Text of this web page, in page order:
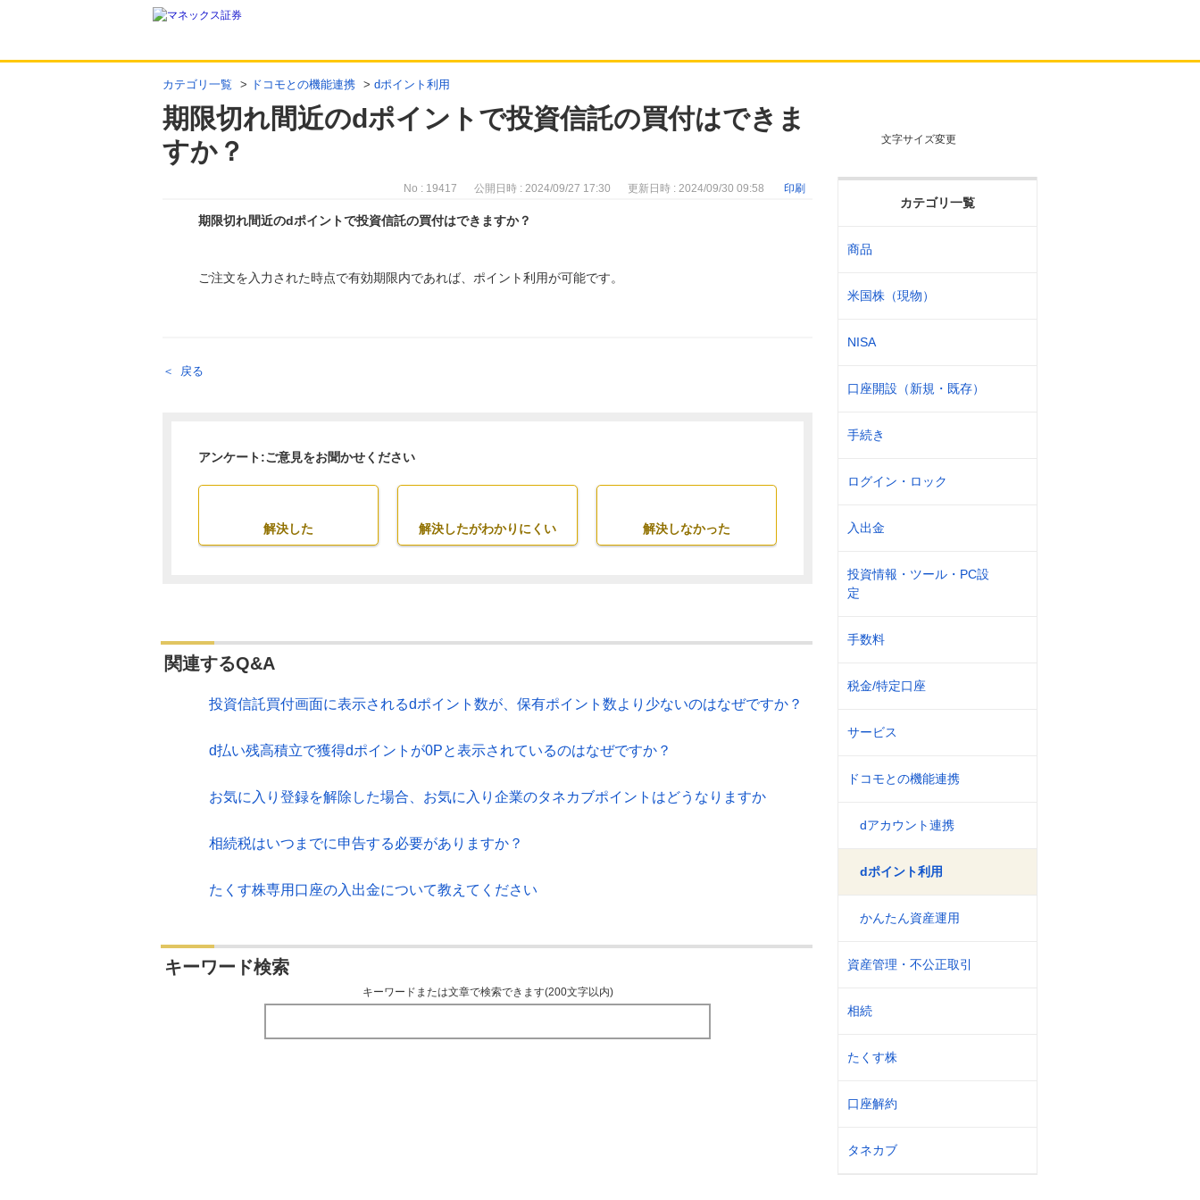
カテゴリ一覧 > ドコモとの機能連携 > dポイント利用
期限切れ間近のdポイントで投資信託の買付はできま
すか？
文字サイズ変更
カテゴリ一覧
商品
米国株（現物）
NISA
口座開設（新規・既存）
手続き
ログイン・ロック
入出金
投資情報・ツール・PC設
定
手数料
税金/特定口座
サービス
ドコモとの機能連携
dアカウント連携
dポイント利用
かんたん資産運用
資産管理・不公正取引
相続
たくす株
口座解約
タネカブ
No : 19417 公開日時 : 2024/09/27 17:30 更新日時 : 2024/09/30 09:58 印刷
期限切れ間近のdポイントで投資信託の買付はできますか？
ご注文を入力された時点で有効期限内であれば、ポイント利用が可能です。
戻る
アンケート:ご意見をお聞かせください
解決した 解決したがわかりにくい 解決しなかった
関連するQ&A
投資信託買付画面に表示されるdポイント数が、保有ポイント数より少ないのはなぜですか？
d払い残高積立で獲得dポイントが0Pと表示されているのはなぜですか？
お気に入り登録を解除した場合、お気に入り企業のタネカブポイントはどうなりますか
相続税はいつまでに申告する必要がありますか？
たくす株専用口座の入出金について教えてください
キーワード検索
キーワードまたは文章で検索できます(200文字以内)